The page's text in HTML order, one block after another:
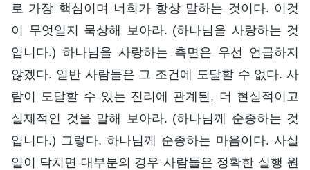
로 가장 핵심이며 너희가 항상 말하는 것이다. 이것
이 무엇일지 묵상해 보아라. (하나님을 사랑하는 것
입니다.) 하나님을 사랑하는 측면은 우선 언급하지
않겠다. 일반 사람들은 그 조건에 도달할 수 없다. 사
람이 도달할 수 있는 진리에 관계된, 더 현실적이고
실제적인 것을 말해 보아라. (하나님께 순종하는 것
입니다.) 그렇다. 하나님께 순종하는 마음이다. 사실
일이 닥치면 대부분의 경우 사람들은 정확한 실행 원